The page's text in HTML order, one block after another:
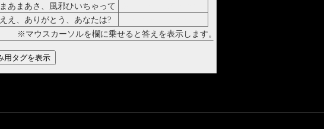
まあまあさ、風邪ひいちゃって
ええ、ありがとう、あなたは?
※マウスカーソルを欄に乗せると答えを表示します。